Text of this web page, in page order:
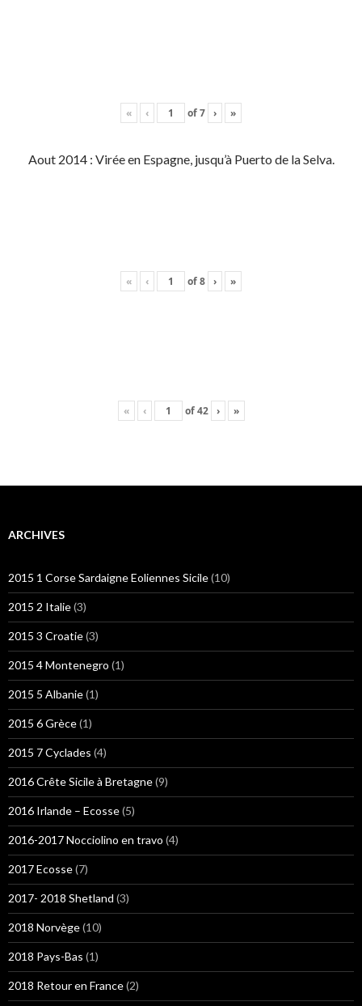
« ‹ of7 › »
Aout 2014 : Virée en Espagne, jusqu’à Puerto de la Selva.
« ‹ of8 › »
« ‹ of42 › »
ARCHIVES
2015 1 Corse Sardaigne Eoliennes Sicile(10)
2015 2 Italie(3)
2015 3 Croatie(3)
2015 4 Montenegro (1)
2015 5 Albanie(1)
2015 6 Grèce(1)
2015 7 Cyclades (4)
2016 Crête Sicile à Bretagne(9)
2016 Irlande – Ecosse(5)
2016-2017 Nocciolino en travo (4)
2017 Ecosse(7)
2017- 2018 Shetland (3)
2018 Norvège(10)
2018 Pays-Bas (1)
2018 Retour en France(2)